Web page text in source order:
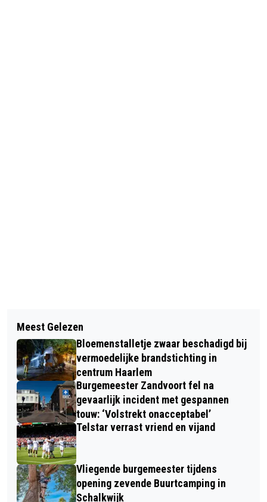
VANDAAG IN HET DUIN #44: OP ZOEK
NAAR DE GRASMUS
OPEN DAG NIERCENTRUM SPAARNE
GASTHUIS HAARLEM ZUID
Meest Gelezen
Bloemenstalletje zwaar beschadigd bij
vermoedelijke brandstichting in
centrum Haarlem
Burgemeester Zandvoort fel na
gevaarlijk incident met gespannen
touw: ‘Volstrekt onacceptabel’
Telstar verrast vriend en vijand
Vliegende burgemeester tijdens
opening zevende Buurtcamping in
Schalkwijk